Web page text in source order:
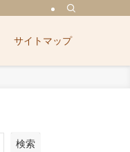
サイトマップ
検索